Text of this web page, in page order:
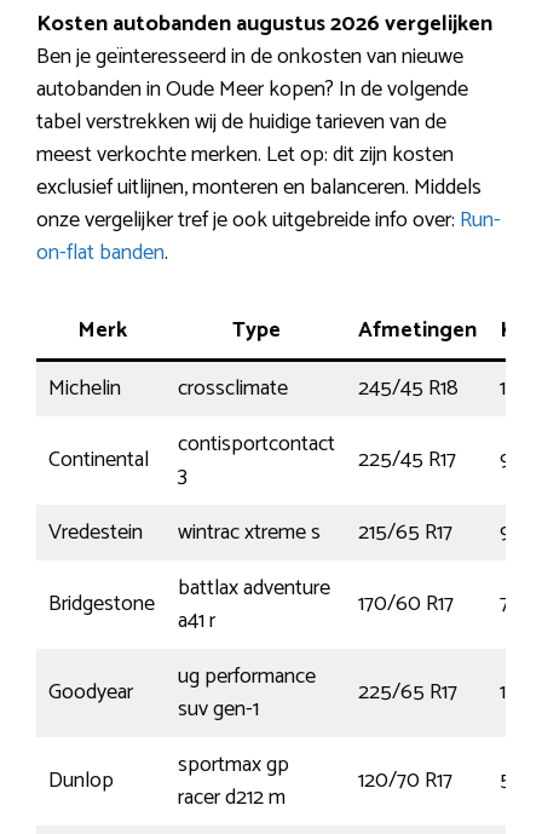
Kosten autobanden augustus 2026 vergelijken
Ben je geïnteresseerd in de onkosten van nieuwe
autobanden in Oude Meer kopen? In de volgende
tabel verstrekken wij de huidige tarieven van de
meest verkochte merken. Let op: dit zijn kosten
exclusief uitlijnen, monteren en balanceren. Middels
onze vergelijker tref je ook uitgebreide info over: Run-
on-flat banden.
Merk Type Afmetingen
Michelin
crossclimate 245/45 R18
Continental
contisportcontact
3
225/45 R17
91Y
Vredestein
wintrac xtreme s 215/65 R17
99V
Bridgestone
battlax adventure
a41 r
170/60 R17 72W
Goodyear
ug performance
suv gen-1
225/65 R17
Dunlop
sportmax gp
racer d212 m
120/70 R17 58W